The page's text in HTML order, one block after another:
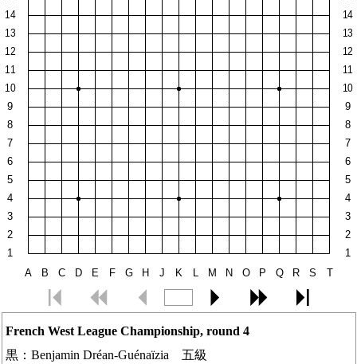
French West League Championship, round 4
黒： Benjamin Dréan-Guénaïzia 五級